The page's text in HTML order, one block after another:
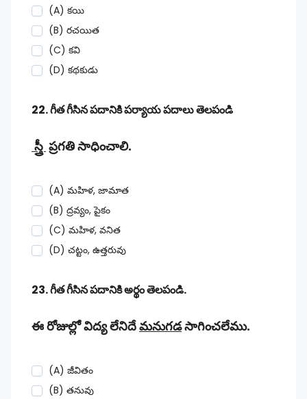
(A) కయి
(B) రచయిత
(C) కవి
(D) కథకుడు
22. గీత గీసిన పదానికి పర్యాయ పదాలు తెలపండి
స్త్రీ ప్రగతి సాధించాలి.
(A) మహిళ, జామాత
(B) ద్రవ్యం, పైకం
(C) మహిళ, వనిత
(D) చట్టం, ఉత్తరువు
23. గీత గీసిన పదానికి అర్థం తెలపండి.
ఈ రోజుల్లో విద్య లేనిదేమనుగడసాగించలేము.
(A) జీవితం
(B) తనువు